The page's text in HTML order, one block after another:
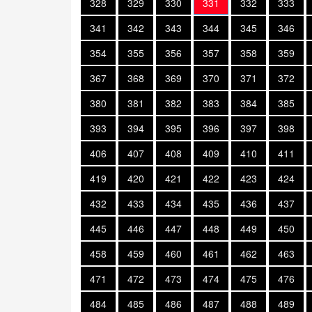
341
342 343 344 345
346
354
355 356 357 358
359
367
368 369 370 371
372
380
381 382 383 384
385
393
394 395 396 397
398
406
407 408 409 410
411
419
420 421 422 423
424
432
433 434 435 436
437
445
446 447 448 449
450
458
459 460 461 462
463
471
472 473 474 475
476
484
485 486 487 488 489